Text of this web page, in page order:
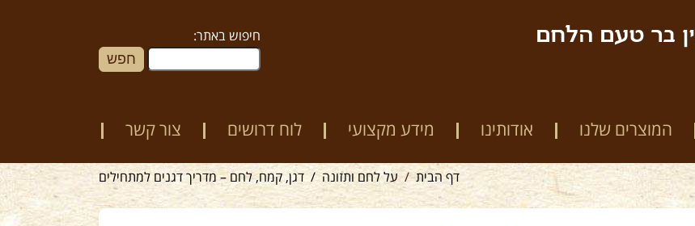
בר טעם הלחם חיפוש באתר:
המוצרים שלנו אודותינו מידע מקצועי לוח דרושים צור קשר
דף הבית על לחם ותזונה דגן, קמח, לחם – מדריך דגנים למתחילים